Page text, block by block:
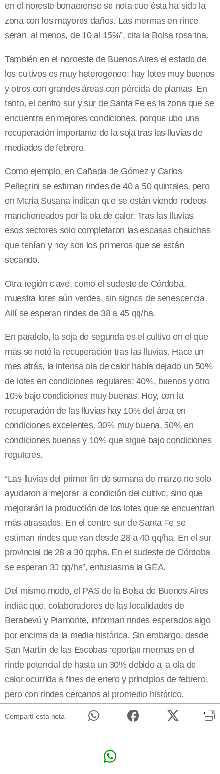
en el noreste bonaerense se nota que ésta ha sido la
zona con los mayores daños. Las mermas en rinde
serán, al menos, de 10 al 15%”, cita la Bolsa rosarina.
También en el noroeste de Buenos Aires el estado de
los cultivos es muy heterogéneo: hay lotes muy buenos
y otros con grandes áreas con pérdida de plantas. En
tanto, el centro sur y sur de Santa Fe es la zona que se
encuentra en mejores condiciones, porque ubo una
recuperación importante de la soja tras las lluvias de
mediados de febrero.
Como ejemplo, en Cañada de Gómez y Carlos
Pellegrini se estiman rindes de 40 a 50 quintales, pero
en María Susana indican que se están viendo rodeos
manchoneados por la ola de calor. Tras las lluvias,
esos sectores solo completaron las escasas chauchas
que tenían y hoy son los primeros que se están
secando.
Otra región clave, como el sudeste de Córdoba,
muestra lotes aún verdes, sin signos de senescencia.
Allí se esperan rindes de 38 a 45 qq/ha.
En paralelo, la soja de segunda es el cultivo en el que
más se notó la recuperación tras las lluvias. Hace un
mes atrás, la intensa ola de calor había dejado un 50%
de lotes en condiciones regulares; 40%, buenos y otro
10% bajo condiciones muy buenas. Hoy, con la
recuperación de las lluvias hay 10% del área en
condiciones excelentes, 30% muy buena, 50% en
condiciones buenas y 10% que sigue bajo condiciones
regulares.
“Las lluvias del primer fin de semana de marzo no solo
ayudaron a mejorar la condición del cultivo, sino que
mejorarán la producción de los lotes que se encuentran
más atrasados. En el centro sur de Santa Fe se
estiman rindes que van desde 28 a 40 qq/ha. En el sur
provincial de 28 a 30 qq/ha. En el sudeste de Córdoba
se esperan 30 qq/ha”, entusiasma la GEA.
Del mismo modo, el PAS de la Bolsa de Buenos Aires
indiac que, colaboradores de las localidades de
Berabevú y Piamonte, informan rindes esperados algo
por encima de la media histórica. Sin embargo, desde
San Martín de las Escobas reportan mermas en el
rinde potencial de hasta un 30% debido a la ola de
calor ocurrida a fines de enero y principios de febrero,
pero con rindes cercanos al promedio histórico.
Compartí esta nota